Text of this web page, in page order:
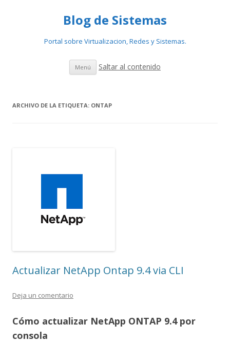
Blog de Sistemas
Portal sobre Virtualizacion, Redes y Sistemas.
Menú Saltar al contenido
ARCHIVO DE LA ETIQUETA: ONTAP
Actualizar NetApp Ontap 9.4 via CLI
Deja un comentario
Cómo actualizar NetApp ONTAP 9.4 por
consola